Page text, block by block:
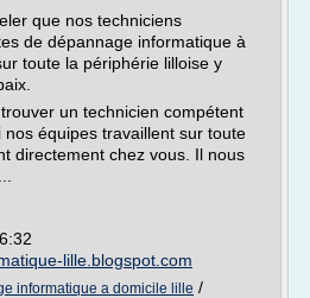
que nos techniciens
de dépannage informatique à
toute la périphérie lilloise y
un technicien compétent
équipes travaillent sur toute
directement chez vous. Il nous
lille.blogspot.com
informatique a domicile lille /